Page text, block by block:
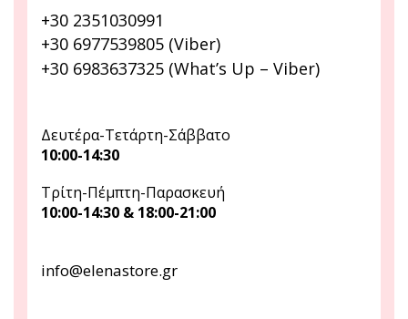
+30 2351030991
+30 6977539805 (Viber)
+30 6983637325 (What’s Up – Viber)
Δευτέρα-Τετάρτη-Σάββατο
10:00-14:30
Τρίτη-Πέμπτη-Παρασκευή
10:00-14:30 & 18:00-21:00
info@elenastore.gr